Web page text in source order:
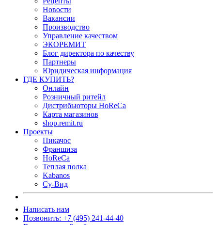
Новости
Вакансии
Производство
Управление качеством
ЭКОРЕМИТ
Блог директора по качеству
Партнеры
Юридическая информация
ГДЕ КУПИТЬ?
Онлайн
Розничный ритейл
Дистрибьюторы HoReCa
Карта магазинов
shop.remit.ru
Проекты
Пикачос
Франшиза
HoReCa
Теплая полка
Kabanos
Су-Вид
Написать нам
Позвонить: +7 (495) 241-44-40